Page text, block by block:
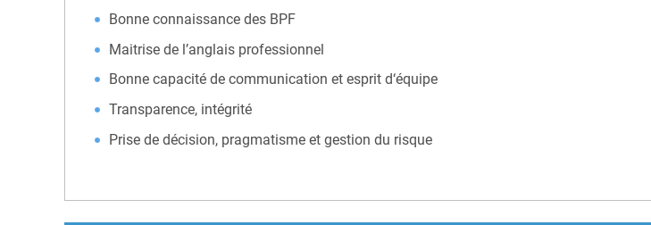
Bonne connaissance des BPF
Maitrise de l’anglais professionnel
Bonne capacité de communication et esprit d‘équipe
Transparence, intégrité
Prise de décision, pragmatisme et gestion du risque